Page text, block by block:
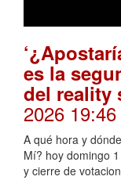
es la
del reality
2026 19:46
A qué hora y
Mí? hoy domingo
y cierre de